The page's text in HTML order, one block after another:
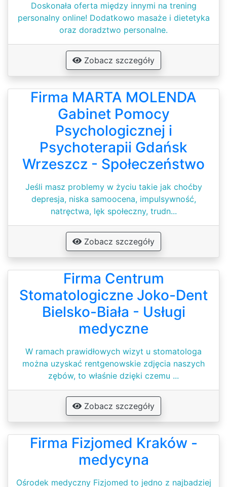
Doskonała oferta między innymi na trening
personalny online! Dodatkowo masaże i dietetyka
oraz doradztwo personalne.
Zobacz szczegóły
Firma MARTA MOLENDA
Gabinet Pomocy
Psychologicznej i
Psychoterapii Gdańsk
Wrzeszcz - Społeczeństwo
Jeśli masz problemy w życiu takie jak choćby
depresja, niska samoocena, impulsywność,
natręctwa, lęk społeczny, trudn...
Zobacz szczegóły
Firma Centrum
Stomatologiczne Joko-Dent
Bielsko-Biała - Usługi
medyczne
W ramach prawidłowych wizyt u stomatologa
można uzyskać rentgenowskie zdjęcia naszych
zębów, to właśnie dzięki czemu ...
Zobacz szczegóły
Firma Fizjomed Kraków -
medycyna
Ośrodek medyczny Fizjomed to jedno z najbadziej